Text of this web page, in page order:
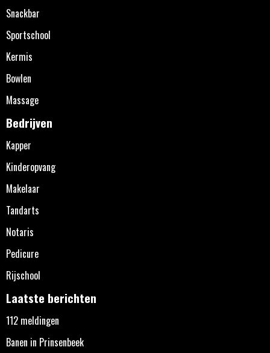
Snackbar
Sportschool
Kermis
Bowlen
Massage
Bedrijven
Kapper
Kinderopvang
Makelaar
Tandarts
Notaris
Pedicure
Rijschool
Laatste berichten
112 meldingen
Banen in Prinsenbeek